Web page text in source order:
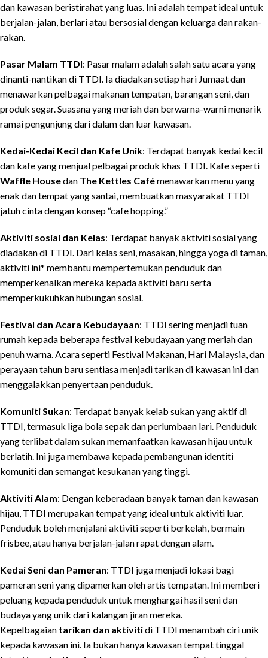
dan kawasan beristirahat yang luas. Ini adalah tempat ideal untuk
berjalan-jalan, berlari atau bersosial dengan keluarga dan rakan-
rakan.
Pasar Malam TTDI: Pasar malam adalah salah satu acara yang
dinanti-nantikan di TTDI. Ia diadakan setiap hari Jumaat dan
menawarkan pelbagai makanan tempatan, barangan seni, dan
produk segar. Suasana yang meriah dan berwarna-warni menarik
ramai pengunjung dari dalam dan luar kawasan.
Kedai-Kedai Kecil dan Kafe Unik: Terdapat banyak kedai kecil
dan kafe yang menjual pelbagai produk khas TTDI. Kafe seperti
Waffle Housedan The Kettles Cafémenawarkan menu yang
enak dan tempat yang santai, membuatkan masyarakat TTDI
jatuh cinta dengan konsep “cafe hopping.”
Aktiviti sosial dan Kelas: Terdapat banyak aktiviti sosial yang
diadakan di TTDI. Dari kelas seni, masakan, hingga yoga di taman,
aktiviti ini* membantu mempertemukan penduduk dan
memperkenalkan mereka kepada aktiviti baru serta
memperkukuhkan hubungan sosial.
Festival dan Acara Kebudayaan: TTDI sering menjadi tuan
rumah kepada beberapa festival kebudayaan yang meriah dan
penuh warna. Acara seperti Festival Makanan, Hari Malaysia, dan
perayaan tahun baru sentiasa menjadi tarikan di kawasan ini dan
menggalakkan penyertaan penduduk.
Komuniti Sukan: Terdapat banyak kelab sukan yang aktif di
TTDI, termasuk liga bola sepak dan perlumbaan lari. Penduduk
yang terlibat dalam sukan memanfaatkan kawasan hijau untuk
berlatih. Ini juga membawa kepada pembangunan identiti
komuniti dan semangat kesukanan yang tinggi.
Aktiviti Alam: Dengan keberadaan banyak taman dan kawasan
hijau, TTDI merupakan tempat yang ideal untuk aktiviti luar.
Penduduk boleh menjalani aktiviti seperti berkelah, bermain
frisbee, atau hanya berjalan-jalan rapat dengan alam.
Kedai Seni dan Pameran: TTDI juga menjadi lokasi bagi
pameran seni yang dipamerkan oleh artis tempatan. Ini memberi
peluang kepada penduduk untuk menghargai hasil seni dan
budaya yang unik dari kalangan jiran mereka.
Kepelbagaian tarikan dan aktivitidi TTDI menambah ciri unik
kepada kawasan ini. Ia bukan hanya kawasan tempat tinggal